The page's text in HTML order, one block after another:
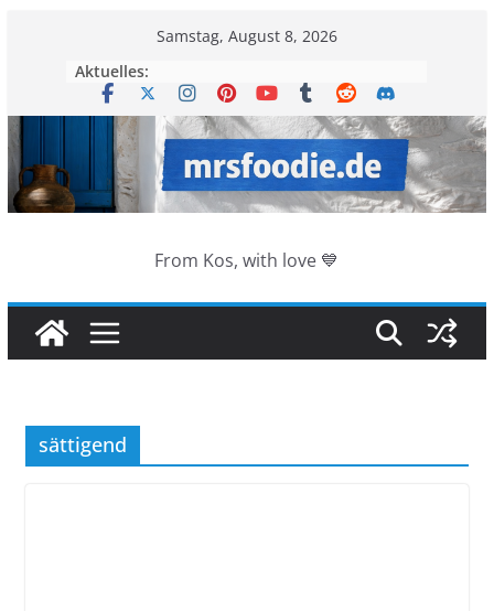
Samstag, August 8, 2026
Aktuelles:
From Kos, with love 💙
sättigend